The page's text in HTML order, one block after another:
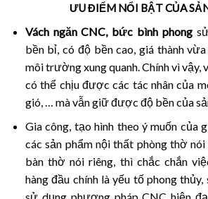
ƯU ĐIỂM NỔI BẬT CỦA
Vách ngăn CNC, bức bình phong
bền bỉ, có độ bền cao, giá thành
môi trường xung quanh. Chính vì vậy,
có thể chịu được các tác nhân của
gió, … mà vẫn giữ được độ bền của
Gia công, tạo hình theo ý muốn của
các sản phẩm nội thất phòng thờ nói
bàn thờ nói riêng, thì chắc chắn
hàng đầu chính là yếu tố phong thủy,